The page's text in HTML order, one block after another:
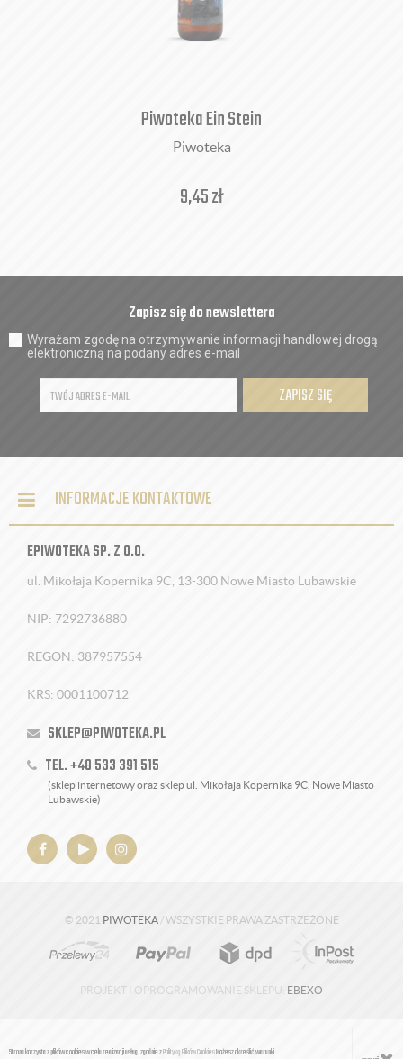
Piwoteka Ein Stein
Piwoteka
9,45zł
Zapisz się do newslettera
Wyrażam zgodę na otrzymywanie informacji handlowej drogą
elektroniczną na podany adres e-mail
ZAPISZ SIĘ
INFORMACJE KONTAKTOWE
EPIWOTEKA SP. Z O.O.
ul. Mikołaja Kopernika 9C, 13-300 Nowe Miasto Lubawskie
NIP: 7292736880
REGON: 387957554
KRS: 0001100712
SKLEP@PIWOTEKA.PL
TEL. +48 533 391 515
(sklep internetowy oraz sklep ul. Mikołaja Kopernika 9C, Nowe Miasto
Lubawskie)
© 2021 PIWOTEKA/ WSZYSTKIE PRAWA ZASTRZEŻONE
PROJEKT I OPROGRAMOWANIE SKLEPU: EBEXO
Strona korzysta z plików cookies w celu realizacji usług i zgodnie zPolityką Plików CookiesMożesz określić warunki